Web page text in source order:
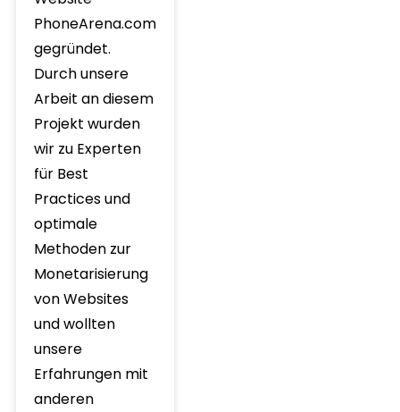
PhoneArena.com
gegründet.
Durch unsere
Arbeit an diesem
Projekt wurden
wir zu Experten
für Best
Practices und
optimale
Methoden zur
Monetarisierung
von Websites
und wollten
unsere
Erfahrungen mit
anderen